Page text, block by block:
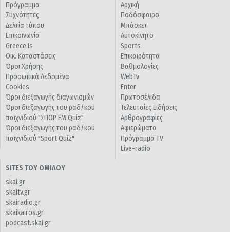
Πρόγραμμα
Συχνότητες
Δελτία τύπου
Επικοινωνία
Greece Is
Οικ. Καταστάσεις
Όροι Χρήσης
Προσωπικά Δεδομένα
Cookies
Όροι διεξαγωγής διαγωνισμών
Όροι διεξαγωγής του ραδ/κού
παιχνιδιού "ΣΠΟΡ FM Quiz"
Όροι διεξαγωγής του ραδ/κού
παιχνιδιού "Sport Quiz"
Αρχική
Ποδόσφαιρο
Μπάσκετ
Αυτοκίνητο
Sports
Επικαιρότητα
Βαθμολογίες
WebTv
Enter
Πρωτοσέλιδα
Τελευταίες Ειδήσεις
Αρθρογραφίες
Αφιερώματα
Πρόγραμμα TV
Live-radio
SITES ΤΟΥ ΟΜΙΛΟΥ
skai.gr
skaitv.gr
skairadio.gr
skaikairos.gr
podcast.skai.gr